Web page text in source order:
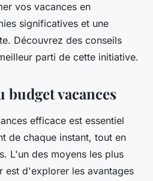
vos vacances en
significatives et une
Découvrez des conseils
parti de cette initiative.
vacances
efficace est essentiel
de chaque instant, tout en
L'un des moyens les plus
est d'explorer les avantages